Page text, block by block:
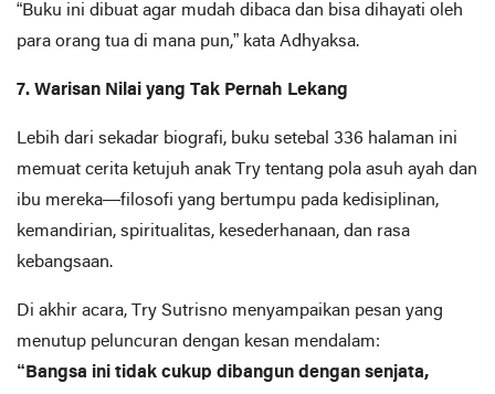
“Buku ini dibuat agar mudah dibaca dan bisa dihayati oleh
para orang tua di mana pun,” kata Adhyaksa.
7. Warisan Nilai yang Tak Pernah Lekang
Lebih dari sekadar biografi, buku setebal 336 halaman ini
memuat cerita ketujuh anak Try tentang pola asuh ayah dan
ibu mereka—filosofi yang bertumpu pada kedisiplinan,
kemandirian, spiritualitas, kesederhanaan, dan rasa
kebangsaan.
Di akhir acara, Try Sutrisno menyampaikan pesan yang
menutup peluncuran dengan kesan mendalam:
“Bangsa ini tidak cukup dibangun dengan senjata,